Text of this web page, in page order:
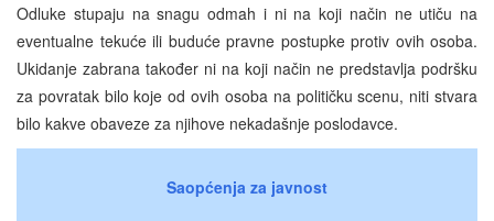
Odluke stupaju na snagu odmah i ni na koji način ne utiču na
eventualne tekuće ili buduće pravne postupke protiv ovih osoba.
Ukidanje zabrana također ni na koji način ne predstavlja podršku
za povratak bilo koje od ovih osoba na političku scenu, niti stvara
bilo kakve obaveze za njihove nekadašnje poslodavce.
Saopćenja za javnost